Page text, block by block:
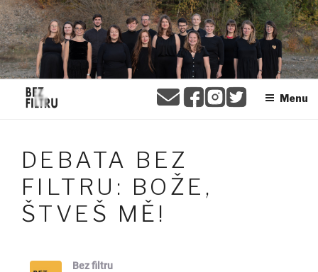
Přejít
k
obsahu
webu
BEZ FILTRU
Menu
DEBATA BEZ
FILTRU: BOŽE,
ŠTVEŠ MĚ!
Bez filtru